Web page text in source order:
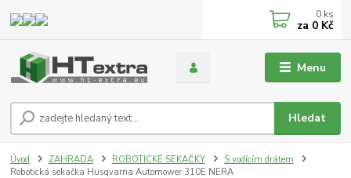
Menu
Hledat
0 ks
za 0 Kč
Úvod ZAHRADA ROBOTICKÉ SEKAČKY
S vodícím drátem
Robotická sekačka Husqvarna Automower 310E NERA